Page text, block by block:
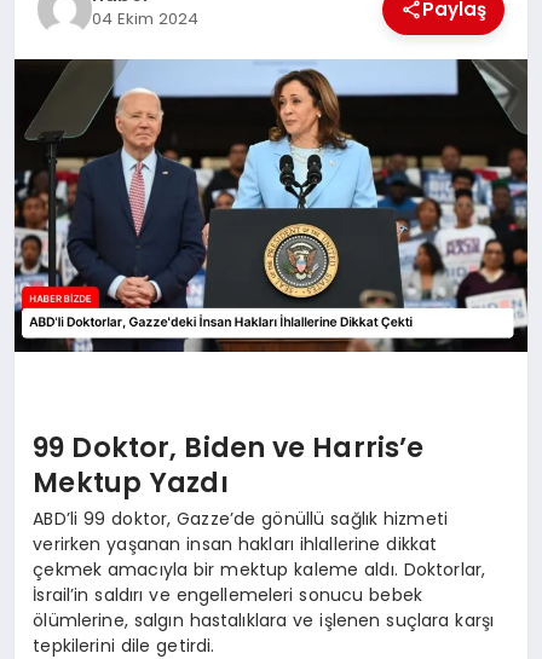
04 Ekim 2024 Paylaş
99 Doktor, Biden ve Harris’e
Mektup Yazdı
ABD’li 99 doktor, Gazze’de gönüllü sağlık hizmeti
verirken yaşanan insan hakları ihlallerine dikkat
çekmek amacıyla bir mektup kaleme aldı. Doktorlar,
İsrail’in saldırı ve engellemeleri sonucu bebek
ölümlerine, salgın hastalıklara ve işlenen suçlara karşı
tepkilerini dile getirdi.